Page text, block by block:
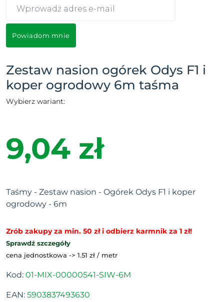
Powiadom mnie
Zestaw nasion ogórek Odys F1 i
koper ogrodowy 6m taśma
Wybierz wariant:
9,04 zł
Taśmy - Zestaw nasion - Ogórek Odys F1 i koper
ogrodowy - 6m
Zrób zakupy za min. 50 zł i odbierz karmnik za 1 zł!
Sprawdź szczegóły
cena jednostkowa -> 1.51 zł / metr
Kod: 01-MIX-00000541-SIW-6M
EAN: 5903837493630